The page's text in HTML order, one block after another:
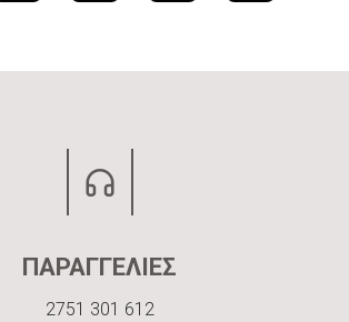
ΠΑΡΑΓΓΕΛΙΕΣ
2751 301 612